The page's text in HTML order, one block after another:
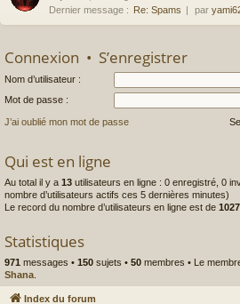
Dernier message : Re: Spams par
Connexion • S’enregistrer
Nom d’utilisateur :
Mot de passe :
J’ai oublié mon mot de passe
Qui est en ligne
Au total il y a 13 utilisateurs en ligne : 0 enregistré, 0
nombre d’utilisateurs actifs ces 5 dernières minutes)
Le record du nombre d’utilisateurs en ligne est de 1027
Statistiques
971 messages • 150 sujets • 50 membres • Le
Shana.
Index du forum